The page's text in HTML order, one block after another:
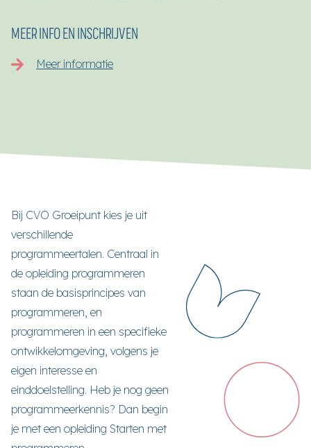
MEER INFO EN INSCHRIJVEN
Meer informatie
Bij CVO Groeipunt kies je uit
verschillende
programmeertalen. Centraal in
de opleiding programmeren
staan de basisprincipes van
programmeren, en
programmeren in een specifieke
ontwikkelomgeving, volgens je
eigen interesse en
einddoelstelling. Heb je nog geen
programmeerkennis? Dan begin
je met een opleiding Starten met